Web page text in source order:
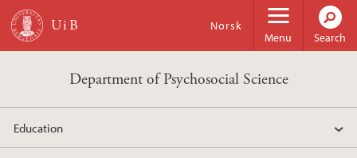
Skip to main content
Menu
Norsk
Search
Department of Psychosocial Science
Education